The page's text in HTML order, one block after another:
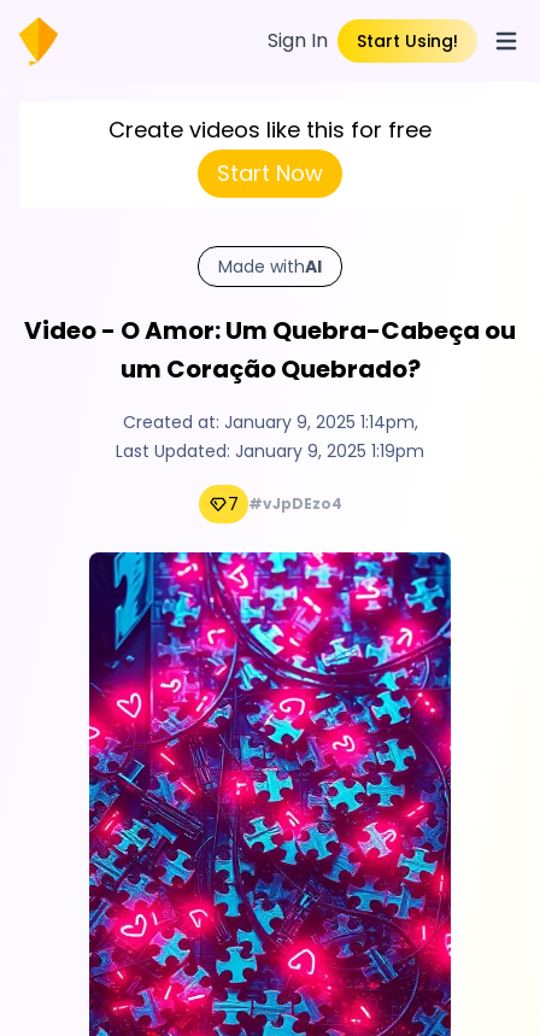
Sign In Start Using!
Create videos like this for free
Start Now
Made withAI
Video - O Amor: Um Quebra-Cabeça ou
um Coração Quebrado?
Created at: January 9, 2025 1:14pm,
Last Updated: January 9, 2025 1:19pm
7 #vJpDEzo4